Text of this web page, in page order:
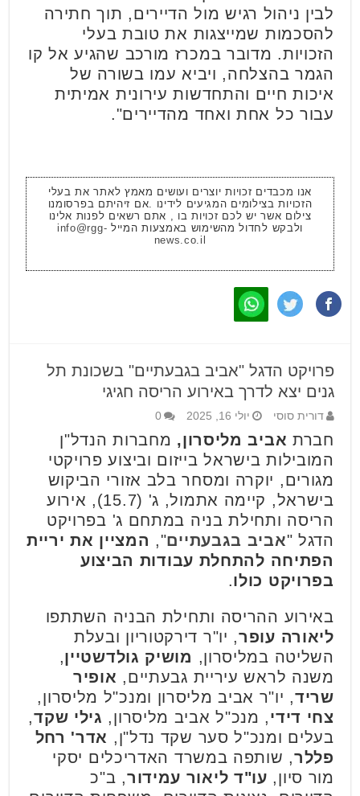
לבין ניהול רגיש מול הדיירים, תוך חתירה
להסכמות שמייצגות את טובת בעלי
הזכויות. מדובר במכרז מורכב שהגיע אל קו
הגמר בהצלחה, ויביא עמו בשורה של
איכות חיים והתחדשות עירונית אמיתית
עבור כל אחת ואחד מהדיירים".
אנו מכבדים זכויות יוצרים ועושים מאמץ לאתר את בעלי
הזכויות בצילומים המגיעים לידינו .אם זיהיתם בפרסומנו
צילום אשר יש לכם זכויות בו , אתם רשאים לפנות אלינו
ולבקש לחדול מהשימוש באמצעות המייל info@rgg-
news.co.il
פרויקט הדגל "אביב בגבעתיים" בשכונת תל
גנים יצא לדרך באירוע הריסה חגיגי
דורית סוסי יולי 16, 2025 0
חברת אביב מליסרון, מחברות הנדל"ן
המובילות בישראל בייזום וביצוע פרויקטי
מגורים, יוקרה ומסחר בלב אזורי הביקוש
בישראל, קיימה אתמול, ג' (15.7), אירוע
הריסה ותחילת בניה במתחם ג' בפרויקט
הדגל "אביב בגבעתיים", המציין את יריית
הפתיחה להתחלת עבודות הביצוע
בפרויקט כולו.
באירוע ההריסה ותחילת הבניה השתתפו
ליאורה עופר, יו"ר דירקטוריון ובעלת
השליטה במליסרון, מושיק גולדשטיין,
משנה לראש עיריית גבעתיים, אופיר
שריד, יו"ר אביב מליסרון ומנכ"ל מליסרון,
צחי דידי, מנכ"ל אביב מליסרון, גילי שקד,
בעלים ומנכ"ל סער שקד נדל"ן, אדר' רחל
פללר, שותפה במשרד האדריכלים יסקי
מור סיון, עו"ד ליאור עמידור, ב"כ